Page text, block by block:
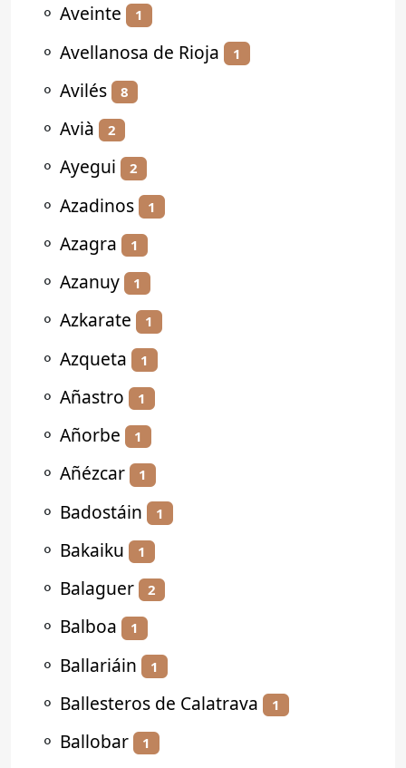
⚬ Aveinte 1
⚬ Avellanosa de Rioja 1
⚬ Avilés 8
⚬ Avià 2
⚬ Ayegui 2
⚬ Azadinos 1
⚬ Azagra 1
⚬ Azanuy 1
⚬ Azkarate 1
⚬ Azqueta 1
⚬ Añastro 1
⚬ Añorbe 1
⚬ Añézcar 1
⚬ Badostáin 1
⚬ Bakaiku 1
⚬ Balaguer 2
⚬ Balboa 1
⚬ Ballariáin 1
⚬ Ballesteros de Calatrava 1
⚬ Ballobar 1